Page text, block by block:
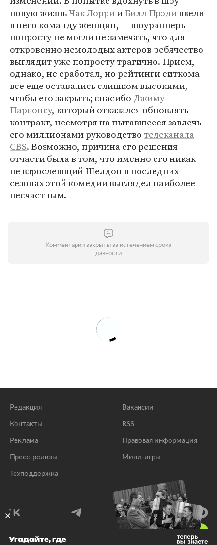
новую жизньЧак ЛоррииБилл Прэдиввели
в него команду женщин, — шоураннеры
попросту не могли не замечать, что для
откровенно немолодых актеров ребячество
выглядит уже попросту трагично. Прием,
однако, не сработал, но рейтинги ситкома
все еще оставались слишком высокими,
чтобы его закрыть; спасибо Джиму
Парсонсу, который отказался обновлять
контракт, несмотря на пытавшееся завлечь
его миллионами руководствотелеканала
CBS. Возможно, причина его решения
отчасти была в том, что именно его никак
не взрослеющий Шелдон в последних
сезонах этой комедии выглядел наиболее
несчастным.
Комментарии закрыты за истечением срока
давности
Редакция
Контакты
Реклама
Пресс-релизы
Техподдержка
Вакансии
RSS
Правовая информация
Мини-игры
Угадайте, где